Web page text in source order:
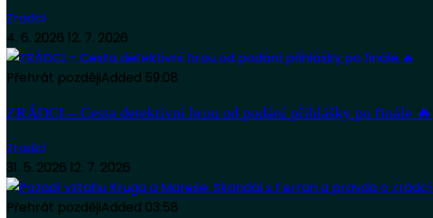
Zradci
4. 6. 2026 12. 7. 2026
Přehrát pozdějiAdded 59:08
ZRÁDCI – Cesta detektivní hrou od podání přihlášky po finále 🔥
Zradci
31. 5. 2026 12. 7. 2026
Přehrát pozdějiAdded 03:58